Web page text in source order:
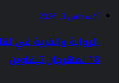
أغسطس 3, 2026
الرواية والقرية في
18 لمهرجان تيفاوين